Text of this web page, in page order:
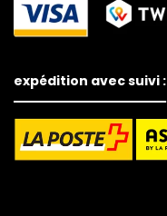
expédition avec suivi :